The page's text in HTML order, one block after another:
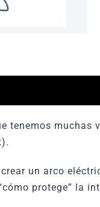
tenemos muchas
un arco
protege” la